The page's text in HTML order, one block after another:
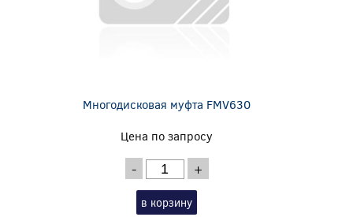
Многодисковая муфта FMV630
Цена по запросу
- +
в корзину